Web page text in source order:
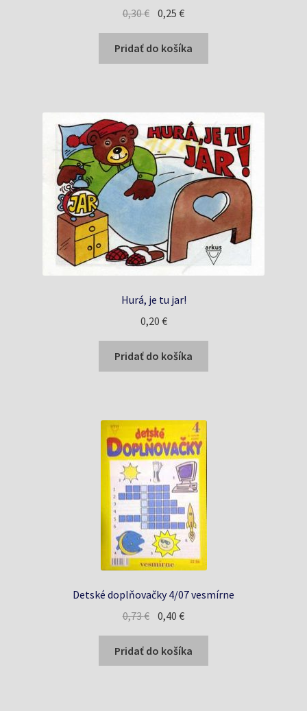
0,30€ Pôvodná
cena
bola:
0,30 €.
0,25€Aktuálna
cena
je:
0,25 €.
Pridať do košíka
Hurá, je tu jar!
0,20 €
Pridať do košíka
Detské doplňovačky 4/07 vesmírne
0,73€ Pôvodná
bola:
0,73 €.
0,40€Aktuálna
je:
0,40 €.
Pridať do košíka